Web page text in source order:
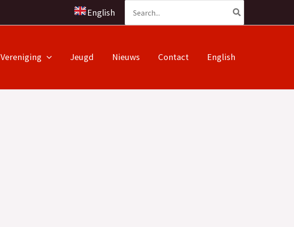
English
naar:
Vereniging Jeugd Nieuws Contact English